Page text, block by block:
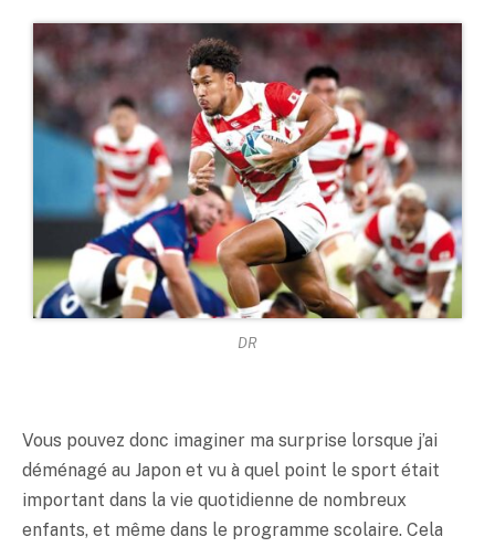
DR
Vous pouvez donc imaginer ma surprise lorsque j’ai
déménagé au Japon et vu à quel point le sport était
important dans la vie quotidienne de nombreux
enfants, et même dans le programme scolaire. Cela